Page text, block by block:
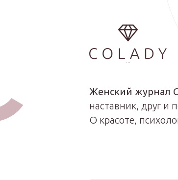
...
Женский журнал
наставник, друг и
О красоте,